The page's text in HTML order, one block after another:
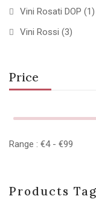
Vini Rosati DOP (1)
Vini Rossi (3)
Price
Range : €4 - €99
Products